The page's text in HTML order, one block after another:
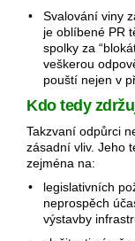
• Svalování viny
je oblíbené PR
spolky za
veškerou
pouští nejen v
Kdo tedy
Takzvaní odpůrci
zásadní vliv. Jeho
zejména na:
• legislativních
neprospěch
výstavby